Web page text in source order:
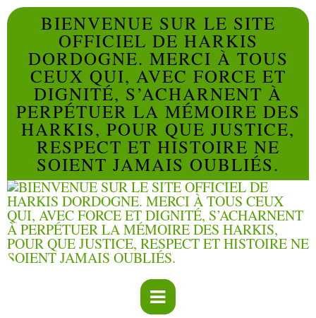
BIENVENUE SUR LE SITE
OFFICIEL DE HARKIS
DORDOGNE. MERCI À TOUS
CEUX QUI, AVEC FORCE ET
DIGNITÉ, S’ACHARNENT À
PERPÉTUER LA MÉMOIRE DES
HARKIS, POUR QUE JUSTICE,
RESPECT ET HISTOIRE NE
SOIENT JAMAIS OUBLIÉS.